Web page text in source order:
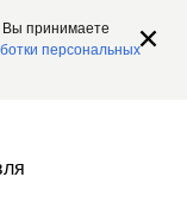
принимаете
персональных